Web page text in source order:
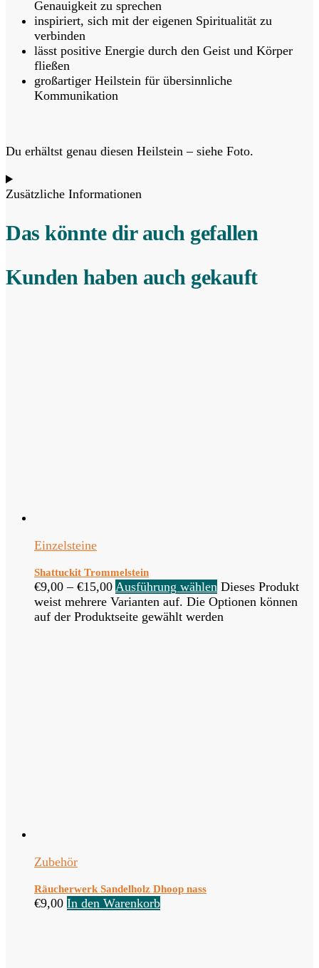
Genauigkeit zu sprechen
inspiriert, sich mit der eigenen Spiritualität zu
verbinden
lässt positive Energie durch den Geist und Körper
fließen
großartiger Heilstein für übersinnliche
Kommunikation
Du erhältst genau diesen Heilstein – siehe Foto.
Zusätzliche Informationen
Das könnte dir auch gefallen
Kunden haben auch gekauft
Einzelsteine
Shattuckit Trommelstein
€9,00 – €15,00 Ausführung wählen Dieses Produkt
weist mehrere Varianten auf. Die Optionen können
auf der Produktseite gewählt werden
Zubehör
Räucherwerk Sandelholz Dhoop nass
€9,00 In den Warenkorb